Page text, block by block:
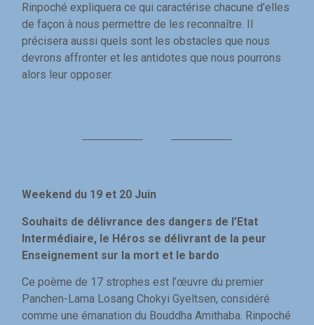
Rinpoché expliquera ce qui caractérise chacune d’elles
de façon à nous permettre de les reconnaître. Il
précisera aussi quels sont les obstacles que nous
devrons affronter et les antidotes que nous pourrons
alors leur opposer.
Weekend du 19 et 20 Juin
Souhaits de délivrance des dangers de l’Etat
Intermédiaire, le Héros se délivrant de la peur
Enseignement sur la mort et le bardo
Ce poème de 17 strophes est l’œuvre du premier
Panchen-Lama Losang Chokyi Gyeltsen, considéré
comme une émanation du Bouddha Amithaba. Rinpoché